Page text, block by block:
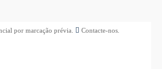
por marcação prévia. Contacte-nos.